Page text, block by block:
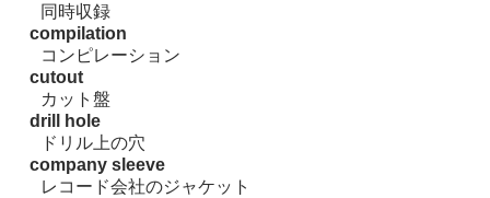
同時収録
compilation
コンピレーション
cutout
カット盤
drill hole
ドリル上の穴
company sleeve
レコード会社のジャケット